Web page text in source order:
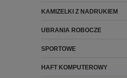
KAMIZELKI Z NADRUKIEM
UBRANIA ROBOCZE
SPORTOWE
HAFT KOMPUTEROWY